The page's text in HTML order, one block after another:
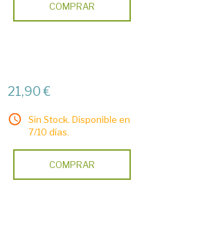
COMPRAR
21,90 €
Sin Stock. Disponible en
7/10 días.
COMPRAR